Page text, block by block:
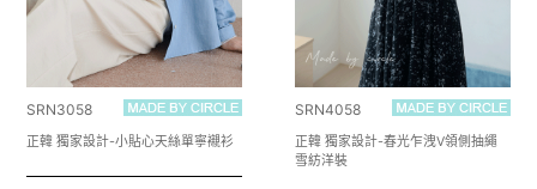
SRN3058
正韓 獨家設計-小貼心天絲單寧襯衫
SRN4058
正韓 獨家設計-春光乍洩V領側抽繩
雪紡洋裝